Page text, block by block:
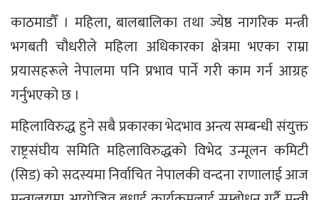
काठमाडौँ । महिला, बालबालिका तथा ज्येष्ठ नागरिक मन्त्री
भगबती चौधरीले महिला अधिकारका क्षेत्रमा भएका राम्रा
प्रयासहरूले नेपालमा पनि प्रभाव पार्ने गरी काम गर्न आग्रह
गर्नुभएको छ ।
महिलाविरुद्ध हुने सबै प्रकारका भेदभाव अन्त्य सम्बन्धी संयुक्त
राष्ट्रसंघीय समिति महिलाविरुद्धको विभेद उन्मूलन कमिटी
(सिड) को सदस्यमा निर्वाचित नेपालकी वन्दना राणालाई आज